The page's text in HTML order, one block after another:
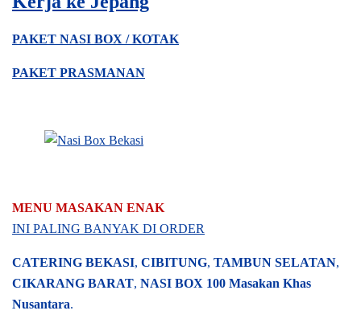
PAKET NASI BOX / KOTAK
PAKET PRASMANAN
MENU MASAKAN ENAK
INI PALING BANYAK DI ORDER
CATERING BEKASI, CIBITUNG, TAMBUN SELATAN,
CIKARANG BARAT, NASI BOX 100 Masakan Khas
Nusantara.